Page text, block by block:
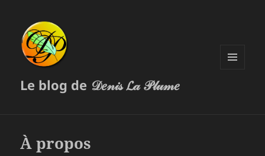
Le blog de 𝒟𝑒𝓃𝒾𝓈 𝓛𝒶 𝒫𝓁𝓊𝓂𝑒
À propos